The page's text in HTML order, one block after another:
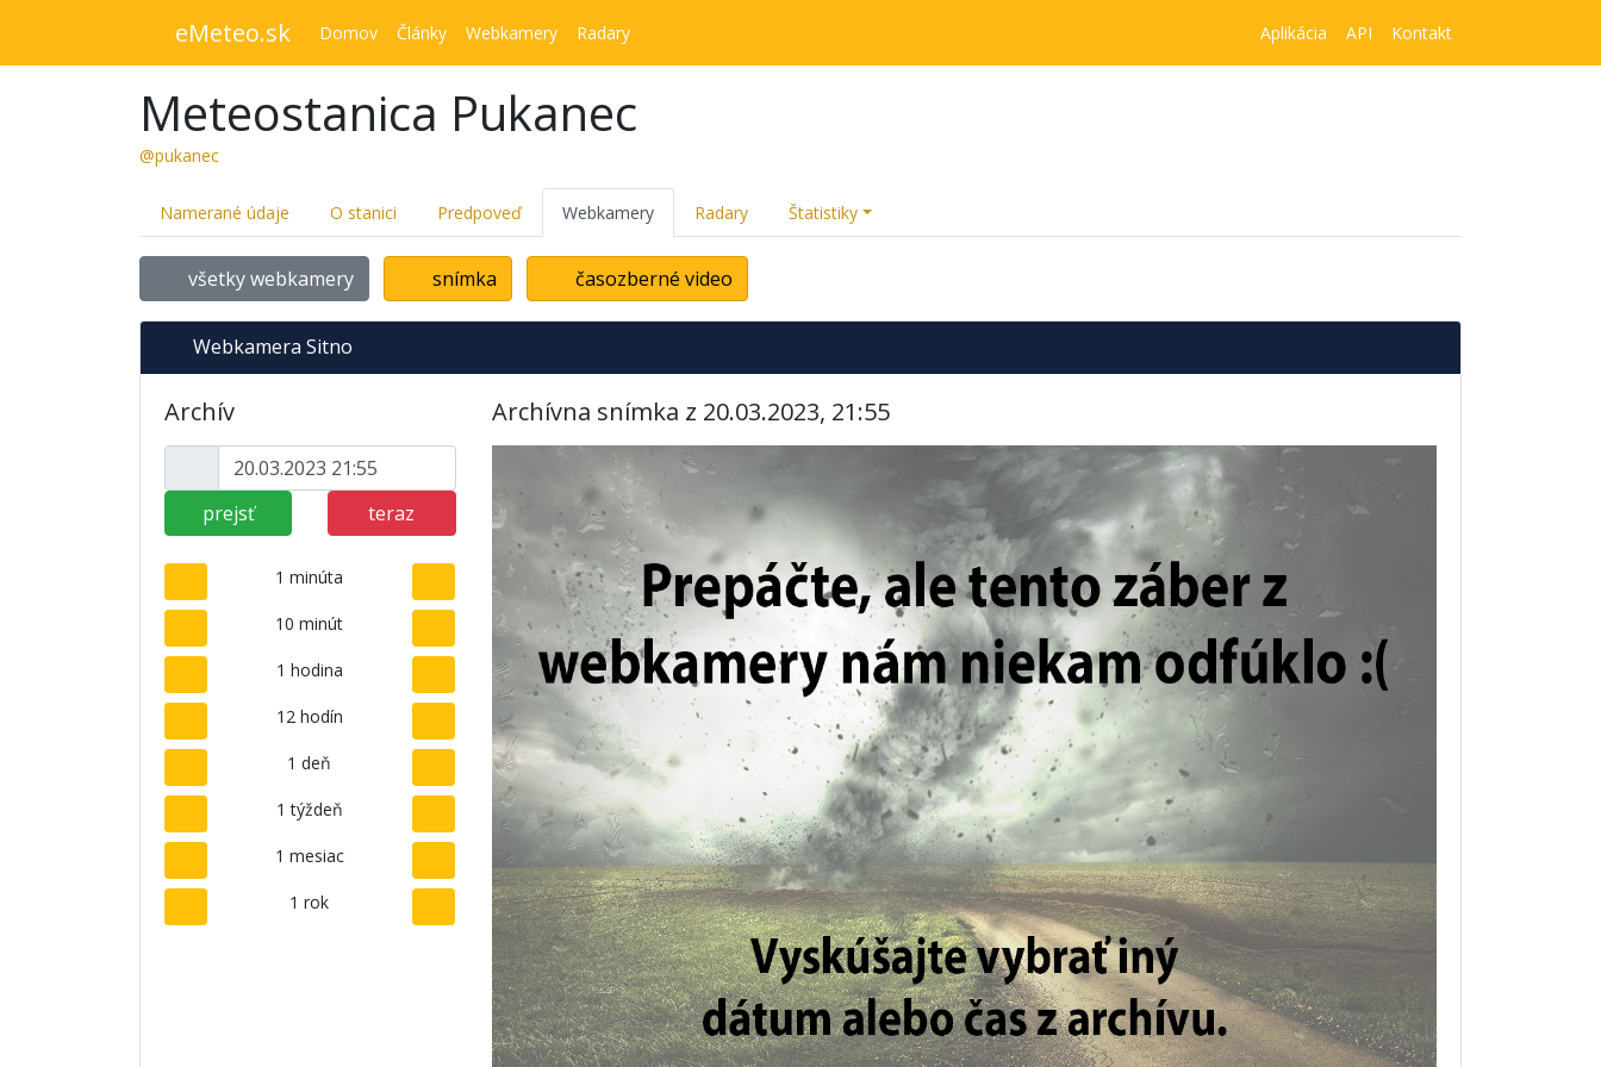
eMeteo.sk Domov Články Webkamery Radary Aplikácia API Kontakt
Meteostanica Pukanec
@pukanec
Namerané údaje O stanici Predpoveď Webkamery Radary Štatistiky
všetky webkamery snímka časozberné video
Webkamera Sitno
Archív
prejsť teraz
1 minúta
10 minút
1 hodina
12 hodín
1 deň
1 týždeň
1 mesiac
1 rok
Archívna snímka z 20.03.2023, 21:55